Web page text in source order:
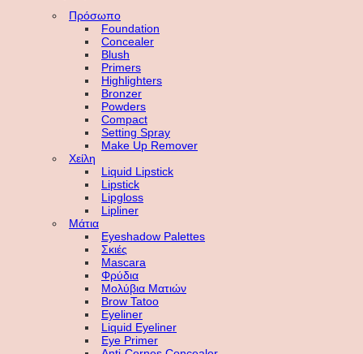
Πρόσωπο
Foundation
Concealer
Blush
Primers
Highlighters
Bronzer
Powders
Compact
Setting Spray
Make Up Remover
Χείλη
Liquid Lipstick
Lipstick
Lipgloss
Lipliner
Μάτια
Eyeshadow Palettes
Σκιές
Mascara
Φρύδια
Μολύβια Ματιών
Brow Tatoo
Eyeliner
Liquid Eyeliner
Eye Primer